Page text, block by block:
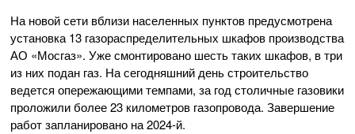
На новой сети вблизи населенных пунктов предусмотрена
установка 13 газораспределительных шкафов производства
АО «Мосгаз». Уже смонтировано шесть таких шкафов, в три
из них подан газ. На сегодняшний день строительство
ведется опережающими темпами, за год столичные газовики
проложили более 23 километров газопровода. Завершение
работ запланировано на 2024-й.